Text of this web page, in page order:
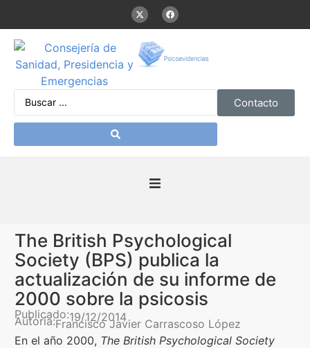
Contacto
Presentación
De interés
Contenidos Psicoevidencias
The British Psychological
Society (BPS) publica la
actualización de su informe de
2000 sobre la psicosis
Publicado:19/12/2014
Autoría:Francisco Javier Carrascoso López
En el año 2000, The British Psychological Society